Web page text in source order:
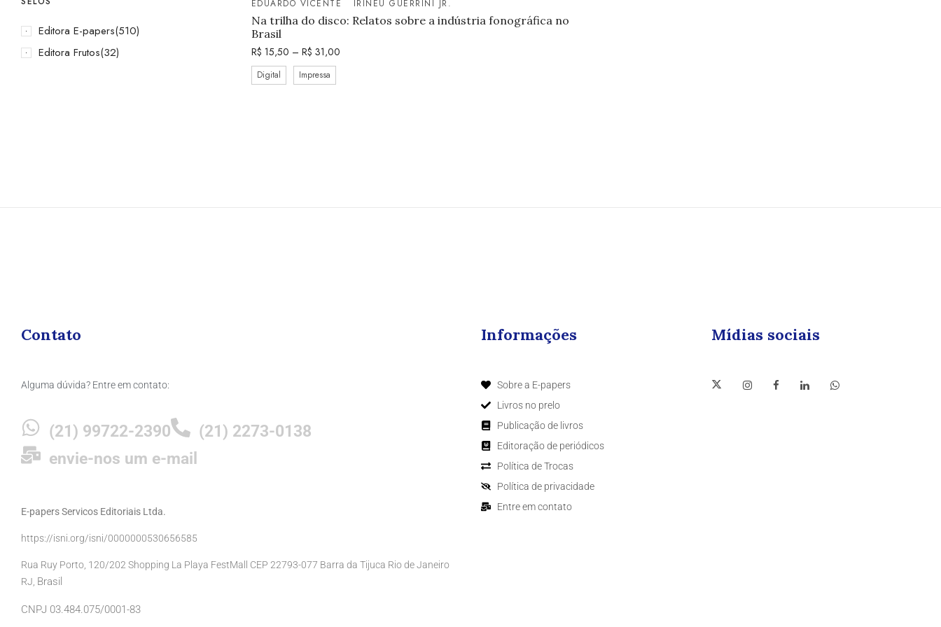
Editora E-papers(510)
Editora Frutos(32)
EDUARDO VICENTE IRINEU GUERRINI JR.
Na trilha do disco: Relatos sobre a indústria fonográfica no
Brasil
R$ 15,50 – R$ 31,00
Digital Impressa
Contato
Alguma dúvida? Entre em contato:
(21) 99722-2390
(21) 2273-0138
envie-nos um e-mail
E-papers Servicos Editoriais Ltda.
https://isni.org/isni/0000000530656585
Rua Ruy Porto, 120/202 Shopping La Playa FestMall CEP 22793-077 Barra da Tijuca Rio de Janeiro
RJ, Brasil
CNPJ 03.484.075/0001-83
Informações
Sobre a E-papers
Livros no prelo
Publicação de livros
Editoração de periódicos
Política de Trocas
Política de privacidade
Entre em contato
Mídias sociais